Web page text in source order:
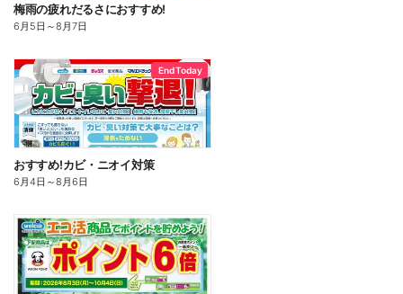
梅雨の疲れだるさにおすすめ!
6月5日 ～8月7日
End Today
おすすめ!カビ・ニオイ対策
6月4日 ～8月6日